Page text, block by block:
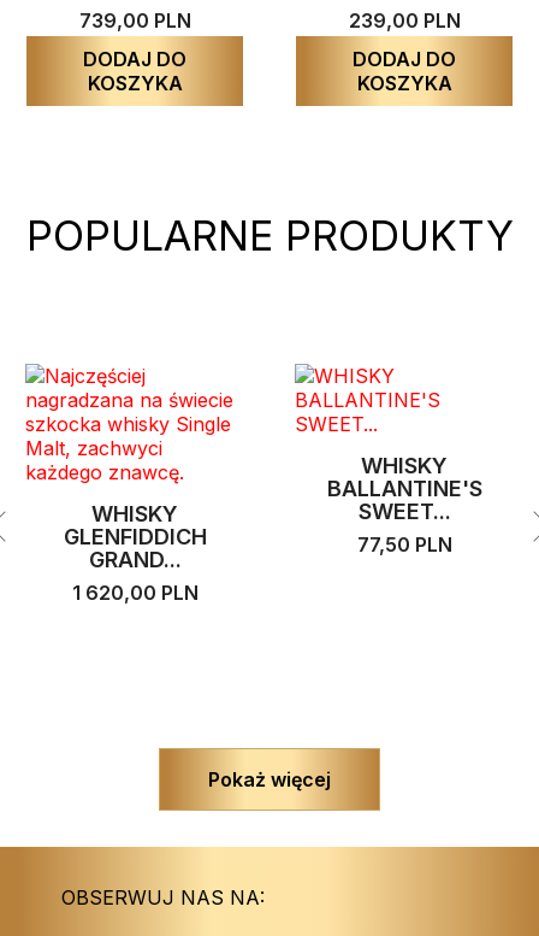
739,00 PLN
DODAJ DO
KOSZYKA
239,00 PLN
DODAJ DO
KOSZYKA
POPULARNE PRODUKTY
WHISKY
GLENFIDDICH
GRAND...
1 620,00 PLN
WHISKY
BALLANTINE'S
SWEET...
77,50 PLN
Pokaż więcej
OBSERWUJ NAS NA: